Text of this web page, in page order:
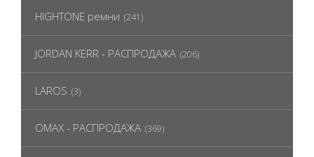
HIGHTONE ремни (241)
JORDAN KERR - РАСПРОДАЖА (206)
LAROS (3)
OMAX - РАСПРОДАЖА (369)